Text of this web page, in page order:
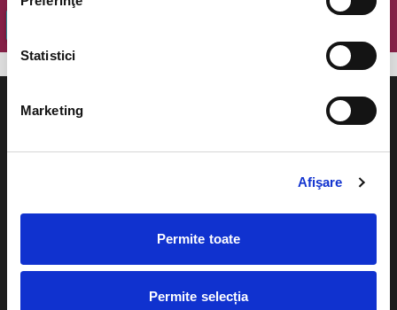
Statistici
Marketing
Afişare
Permite toate
Permite selecția
Cum comand bilete?
Plata online sau cash
festivaluri